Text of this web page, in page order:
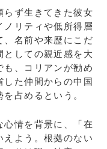
らず生きてきた彼女
ノリティや低所得層
、名前や来歴にこだ
としての親近感を大
も、コリアンが勧め
した仲間からの中国
占めるという。
心情を背景に、「在
えよう。根拠のない